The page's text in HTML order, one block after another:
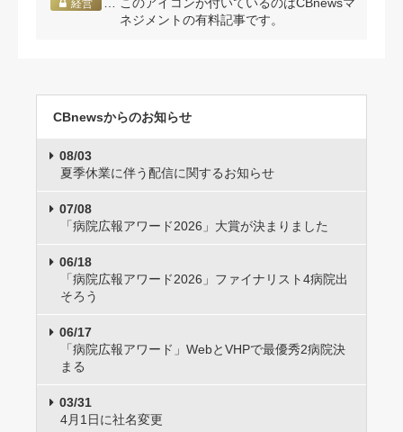
経営
… このアイコンが付いているのはCBnewsマ
ネジメントの有料記事です。
CBnewsからのお知らせ
08/03
夏季休業に伴う配信に関するお知らせ
07/08
「病院広報アワード2026」大賞が決まりました
06/18
「病院広報アワード2026」ファイナリスト4病院出
そろう
06/17
「病院広報アワード」WebとVHPで最優秀2病院決
まる
03/31
4月1日に社名変更